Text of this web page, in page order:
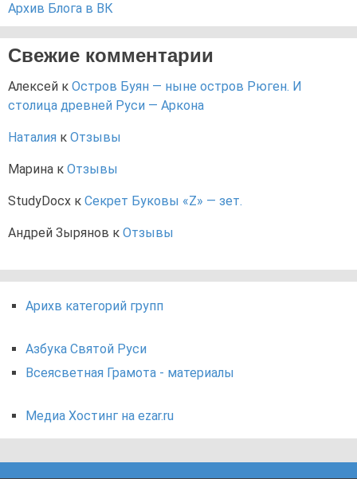
Архив Блога в ВК
Свежие комментарии
Алексей к Остров Буян — ныне остров Рюген. И
столица древней Руси — Аркона
Наталия к Отзывы
Марина к Отзывы
StudyDocx к Секрет Буковы «Z» — зет.
Андрей Зырянов к Отзывы
Арихв категорий групп
Азбука Святой Руси
Всеясветная Грамота - материалы
Медиа Хостинг на ezar.ru